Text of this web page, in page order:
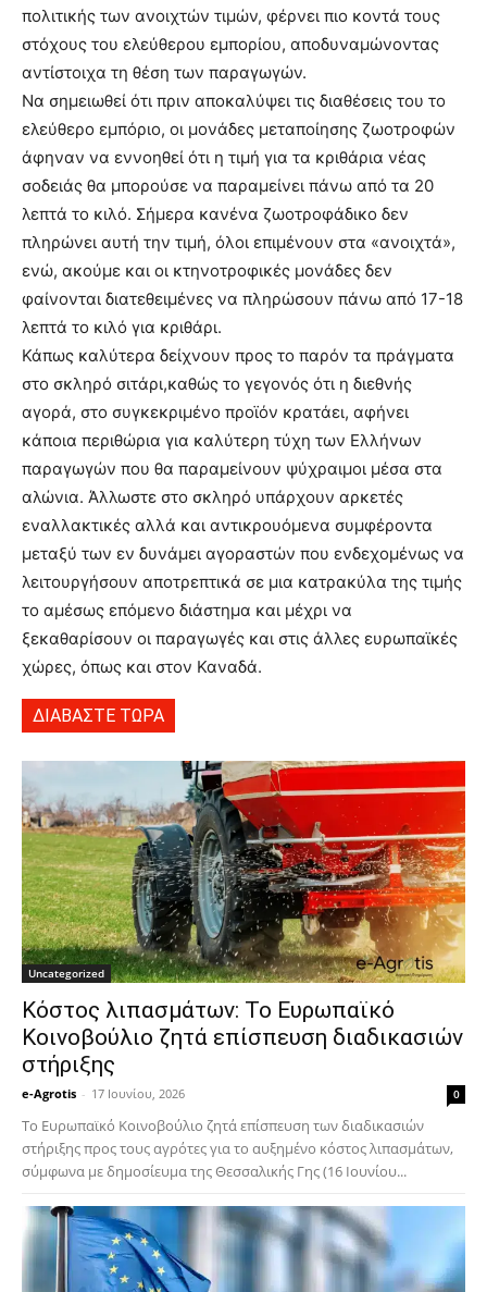
πολιτικής των ανοιχτών τιμών, φέρνει πιο κοντά τους
στόχους του ελεύθερου εμπορίου, αποδυναμώνοντας
αντίστοιχα τη θέση των παραγωγών.
Να σημειωθεί ότι πριν αποκαλύψει τις διαθέσεις του το
ελεύθερο εμπόριο, οι μονάδες μεταποίησης ζωοτροφών
άφηναν να εννοηθεί ότι η τιμή για τα κριθάρια νέας
σοδειάς θα μπορούσε να παραμείνει πάνω από τα 20
λεπτά το κιλό. Σήμερα κανένα ζωοτροφάδικο δεν
πληρώνει αυτή την τιμή, όλοι επιμένουν στα «ανοιχτά»,
ενώ, ακούμε και οι κτηνοτροφικές μονάδες δεν
φαίνονται διατεθειμένες να πληρώσουν πάνω από 17-18
λεπτά το κιλό για κριθάρι.
Κάπως καλύτερα δείχνουν προς το παρόν τα πράγματα
στο σκληρό σιτάρι,καθώς το γεγονός ότι η διεθνής
αγορά, στο συγκεκριμένο προϊόν κρατάει, αφήνει
κάποια περιθώρια για καλύτερη τύχη των Ελλήνων
παραγωγών που θα παραμείνουν ψύχραιμοι μέσα στα
αλώνια. Άλλωστε στο σκληρό υπάρχουν αρκετές
εναλλακτικές αλλά και αντικρουόμενα συμφέροντα
μεταξύ των εν δυνάμει αγοραστών που ενδεχομένως να
λειτουργήσουν αποτρεπτικά σε μια κατρακύλα της τιμής
το αμέσως επόμενο διάστημα και μέχρι να
ξεκαθαρίσουν οι παραγωγές και στις άλλες ευρωπαϊκές
χώρες, όπως και στον Καναδά.
ΔΙΑΒΑΣΤΕ ΤΩΡΑ
Uncategorized
Κόστος λιπασμάτων: Το Ευρωπαϊκό
Κοινοβούλιο ζητά επίσπευση διαδικασιών
στήριξης
e-Agrotis - 17 Ιουνίου, 2026 0
Το Ευρωπαϊκό Κοινοβούλιο ζητά επίσπευση των διαδικασιών
στήριξης προς τους αγρότες για το αυξημένο κόστος λιπασμάτων,
σύμφωνα με δημοσίευμα της Θεσσαλικής Γης (16 Ιουνίου...